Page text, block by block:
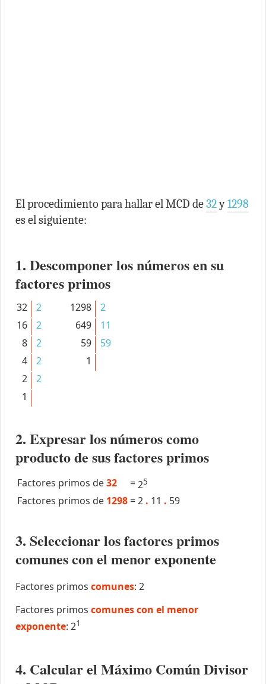
El procedimiento para hallar el MCD de32y1298
es el siguiente:
1. Descomponer los números en su
factores primos
32
2
16
2
8
2
4
2
2
2
1
1298
2
649
11
59
59
1
2. Expresar los números como
producto de sus factores primos
Factores primos de32 =25
Factores primos de 1298 =2 . 11 . 59
3. Seleccionar los factores primos
comunes con el menor exponente
Factores primos comunes: 2
Factores primos comunes con el menor
exponente: 21
4. Calcular el Máximo Común Divisor